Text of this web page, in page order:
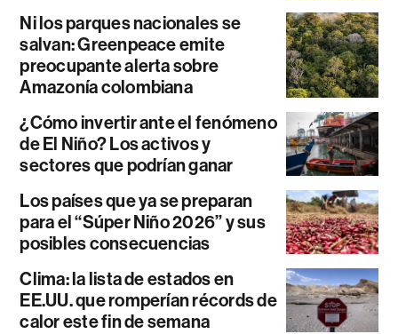
Ni los parques nacionales se
salvan: Greenpeace emite
preocupante alerta sobre
Amazonía colombiana
¿Cómo invertir ante el fenómeno
de El Niño? Los activos y
sectores que podrían ganar
Los países que ya se preparan
para el “Súper Niño 2026” y sus
posibles consecuencias
Clima: la lista de estados en
EE.UU. que romperían récords de
calor este fin de semana